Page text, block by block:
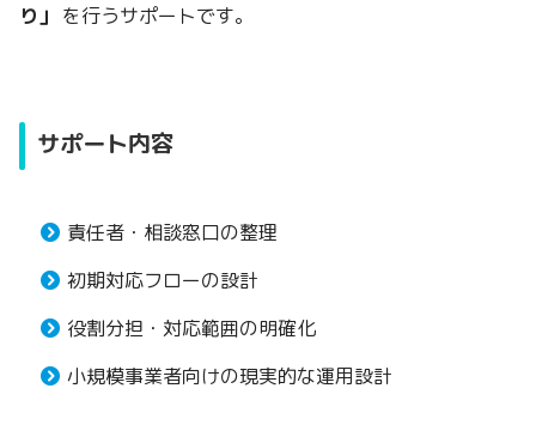
り」 を行うサポートです。
サポート内容
責任者・相談窓口の整理
初期対応フローの設計
役割分担・対応範囲の明確化
小規模事業者向けの現実的な運用設計